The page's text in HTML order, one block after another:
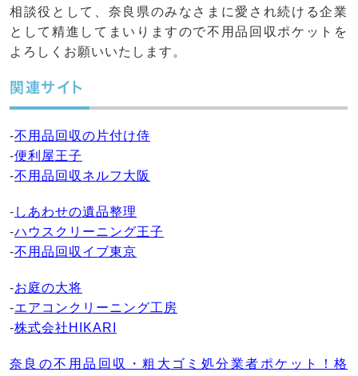
相談役として、奈良県のみなさまに愛され続ける企業
として精進してまいりますので不用品回収ポケットを
よろしくお願いいたします。
関連サイト
-不用品回収の片付け侍
-便利屋王子
-不用品回収ネルフ大阪
- しあわせの遺品整理
-ハウスクリーニング王子
-不用品回収イブ東京
-お庭の大将
-エアコンクリーニング工房
-株式会社HIKARI
奈良の不用品回収・粗大ゴミ処分業者ポケット！格